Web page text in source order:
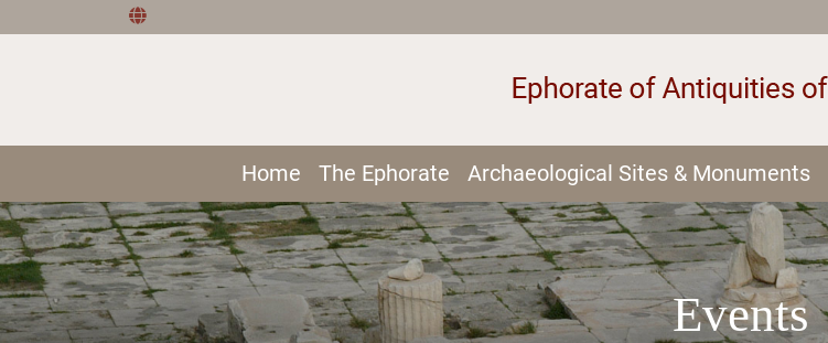
Home The Ephorate Archaeological Sites & Monuments
Events